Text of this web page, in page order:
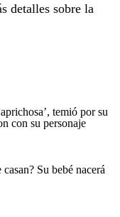
detalles sobre la
temió por su
con su personaje
Su bebé nacerá